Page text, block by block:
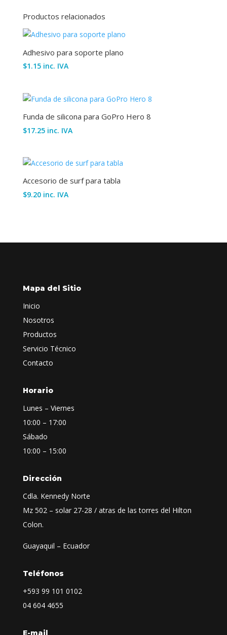
Productos relacionados
Adhesivo para soporte plano
$1.15 inc. IVA
Funda de silicona para GoPro Hero 8
$17.25 inc. IVA
Accesorio de surf para tabla
$9.20 inc. IVA
Mapa del Sitio
Inicio
Nosotros
Productos
Servicio Técnico
Contacto
Horario
Lunes – Viernes
10:00 – 17:00
Sábado
10:00 – 15:00
Dirección
Cdla. Kennedy Norte
Mz 502 – solar 27-28 / atras de las torres del Hilton
Colon.
Guayaquil – Ecuador
Teléfonos
+593 99 101 0102
04 604 4655
E-mail